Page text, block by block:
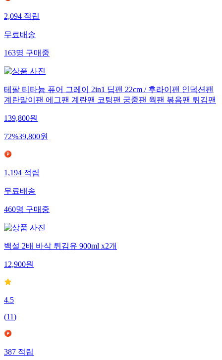
2,094적립
무료배송
163명구매중
테팔 티타늄 퓨어 그레이 2in1 딥팬 22cm / 후라이팬 인덕션팬
계란말이팬 에그팬 계란팬 코팅팬 궁중팬 웍팬 볶음팬 튀김팬
139,800원
72%39,800원
1,194적립
무료배송
460명구매중
백설 2배 바삭 튀김유 900ml x2개
12,900원
4.5
(11)
387적립